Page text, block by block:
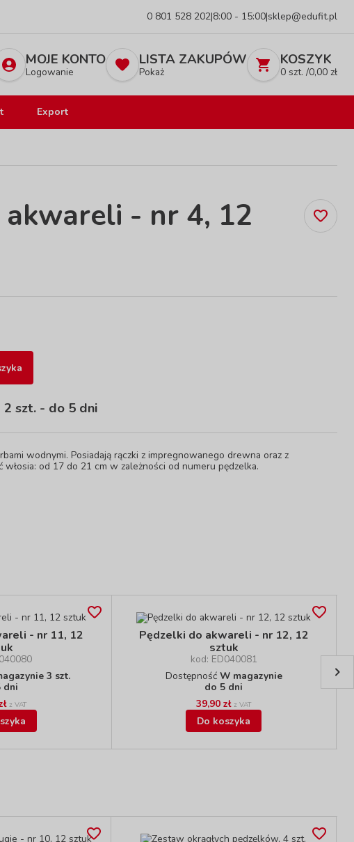
0 801 528 202|8:00 - 15:00|sklep@edufit.pl
MOJE KONTO
Logowanie
LISTA ZAKUPÓW
Pokaż
KOSZYK
0 szt. /0,00 zł
Export
- nr 4, 12
2 szt.- do 5 dni
wodnymi. Posiadają rączki z impregnowanego drewna oraz z
włosia: od 17 do 21 cm w zależności od numeru pędzelka.
- nr 11, 12
3 szt.
dni
z VAT
Pędzelki do akwareli - nr 12, 12
sztuk
kod: ED040081
Dostępność W magazynie
do 5 dni
39,90 zł z VAT
Do koszyka